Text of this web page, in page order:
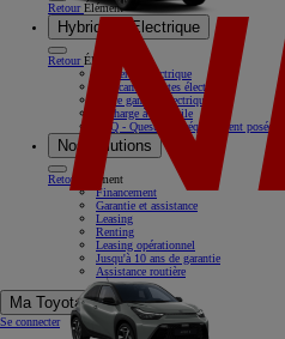
RetourÉlément
Hybride & Electrique
RetourÉlément
Rouler en électrique
Nos camionnettes électriques
Notre gamme électrique
Recharge à domicile
FAQ - Questions fréquemment posées
Nos solutions
Retour
Élément
Financement
Garantie et assistance
Leasing
Renting
Leasing opérationnel
Jusqu'à 10 ans de garantie
Assistance routière
Ma Toyota
Se connecter